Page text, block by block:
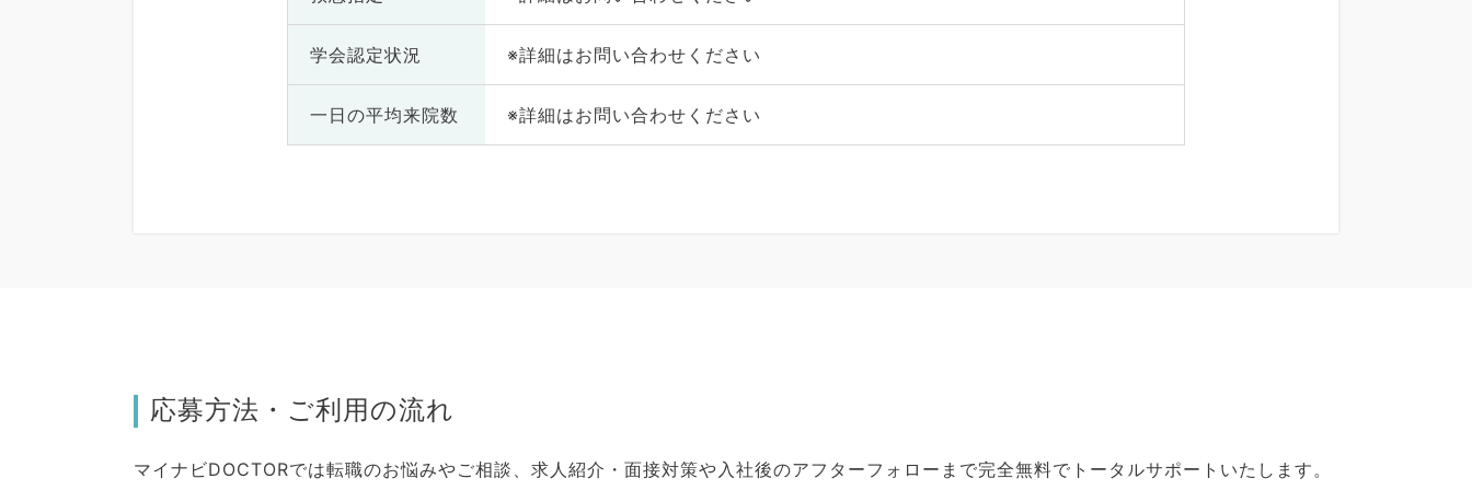
学会認定状況 ※詳細はお問い合わせください
一日の平均来院数 ※詳細はお問い合わせください
応募方法・ご利用の流れ
マイナビDOCTORでは転職のお悩みやご相談、求人紹介・面接対策や入社後のアフターフォローまで完全無料でトータルサポートいたします。